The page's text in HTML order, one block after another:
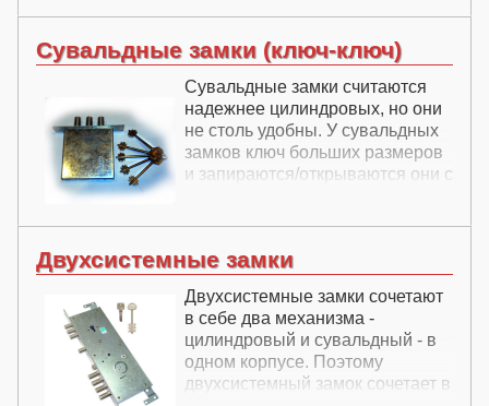
"вертушком". В тоже время
уступают в надежности
сувальдным.
Сувальдные замки (ключ-ключ)
Сувальдные замки считаются
надежнее цилиндровых, но они
не столь удобны. У сувальдных
замков ключ больших размеров
и запираются/открываются они с
Двухсистемные замки
Двухсистемные замки сочетают
в себе два механизма -
цилиндровый и сувальдный - в
одном корпусе. Поэтому
двухсистемный замок сочетает в